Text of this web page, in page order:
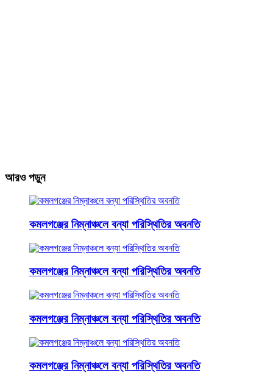
আরও পড়ুন
কমলগঞ্জের নিম্নাঞ্চলে বন্যা পরিস্থিতির অবনতি
কমলগঞ্জের নিম্নাঞ্চলে বন্যা পরিস্থিতির অবনতি
কমলগঞ্জের নিম্নাঞ্চলে বন্যা পরিস্থিতির অবনতি
কমলগঞ্জের নিম্নাঞ্চলে বন্যা পরিস্থিতির অবনতি